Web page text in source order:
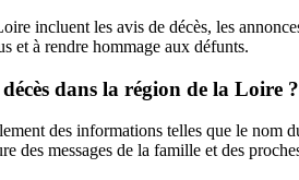
incluent les avis de décès, les
et à rendre hommage aux défunts.
dans la région de la Loire ?
des informations telles que le nom
des messages de la famille et des